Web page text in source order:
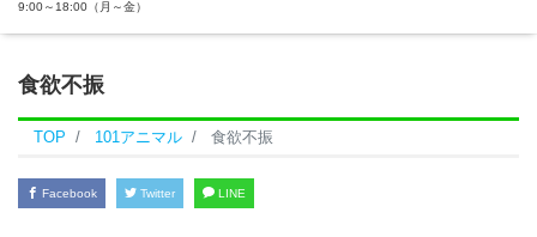
9:00～18:00（月～金）
食欲不振
TOP 101アニマル 食欲不振
Facebook Twitter LINE